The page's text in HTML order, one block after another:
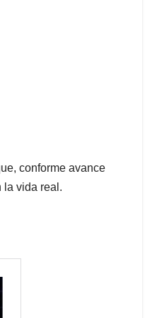
conforme avance
la vida real.